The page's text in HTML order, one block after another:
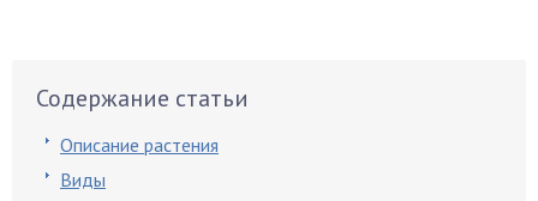
Содержание статьи
Описание растения
Виды